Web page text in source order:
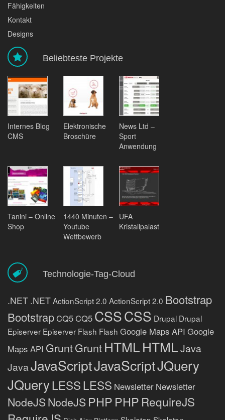
Fähigkeiten
Kontakt
Designs
Beliebteste Projekte
Internes Blog
CMS
Elektronische
Broschüre
News Ltd –
Sport
Anwendung
Tanini – Online
Shop
1440 Minuten –
Youtube
Wettbewerb
UFA
Kristallpalast
Technologie-Tag-Cloud
.NET .NETActionScript 2.0 ActionScript 2.0 Bootstrap
BootstrapCQ5CQ5 CSSCSS Drupal Drupal
Episerver Episerver Flash Flash Google Maps API Google
Maps API GruntGruntHTMLHTMLJava
JavaJavaScriptJavaScriptJQuery
JQueryLESSLESS Newsletter Newsletter
NodeJSNodeJSPHP PHP RequireJS